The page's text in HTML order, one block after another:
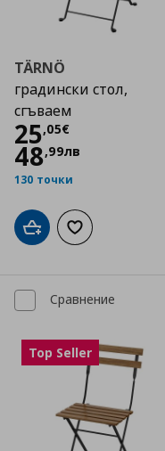
TÄRNÖ
градински стол,
сгъваем
25,05€
Цена
48,99лв
130 точки
Добави в кошницата
Добави към
Сравнение
Top Seller